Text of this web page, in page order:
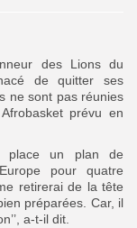
des Lions du
de quitter ses
ne sont pas réunies
prévu en
place un plan de
pour quatre
retirerai de la tête
préparées. Car, il
a-t-il dit.